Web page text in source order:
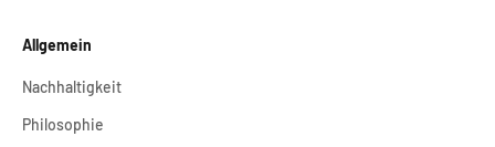
Allgemein
Nachhaltigkeit
Philosophie